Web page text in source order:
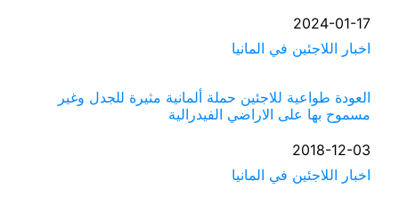
التاريخ
2024-01-17
في ما يتعلق بما يأتي
اخبار اللاجئين في المانيا
العودة طواعية للاجئين حملة ألمانية مثيرة للجدل وغير
مسموح بها على الاراضي الفيدرالية
التاريخ
2018-12-03
في ما يتعلق بما يأتي
اخبار اللاجئين في المانيا